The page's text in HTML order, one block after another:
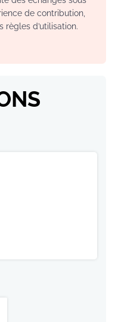
de contribution,
règles d’utilisation.